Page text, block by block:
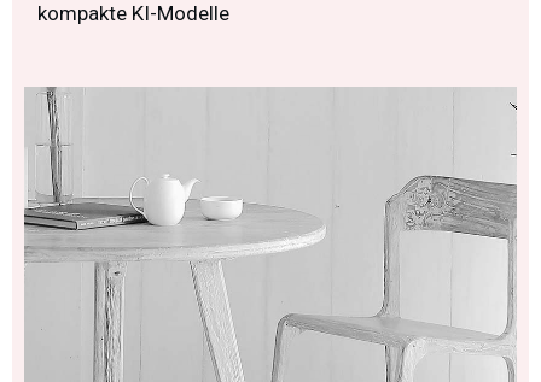
kompakte KI-Modelle